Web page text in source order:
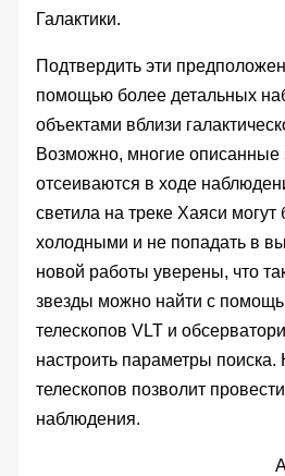
Галактики.
Подтвердить эти
помощью более детальных
объектами вблизи
Возможно, многие описанные
отсеиваются в ходе
светила на треке Хаяси могут
холодными и не попадать в
новой работы уверены, что
звезды можно найти с
телескопов VLT и
настроить параметры
телескопов позволит
наблюдения.